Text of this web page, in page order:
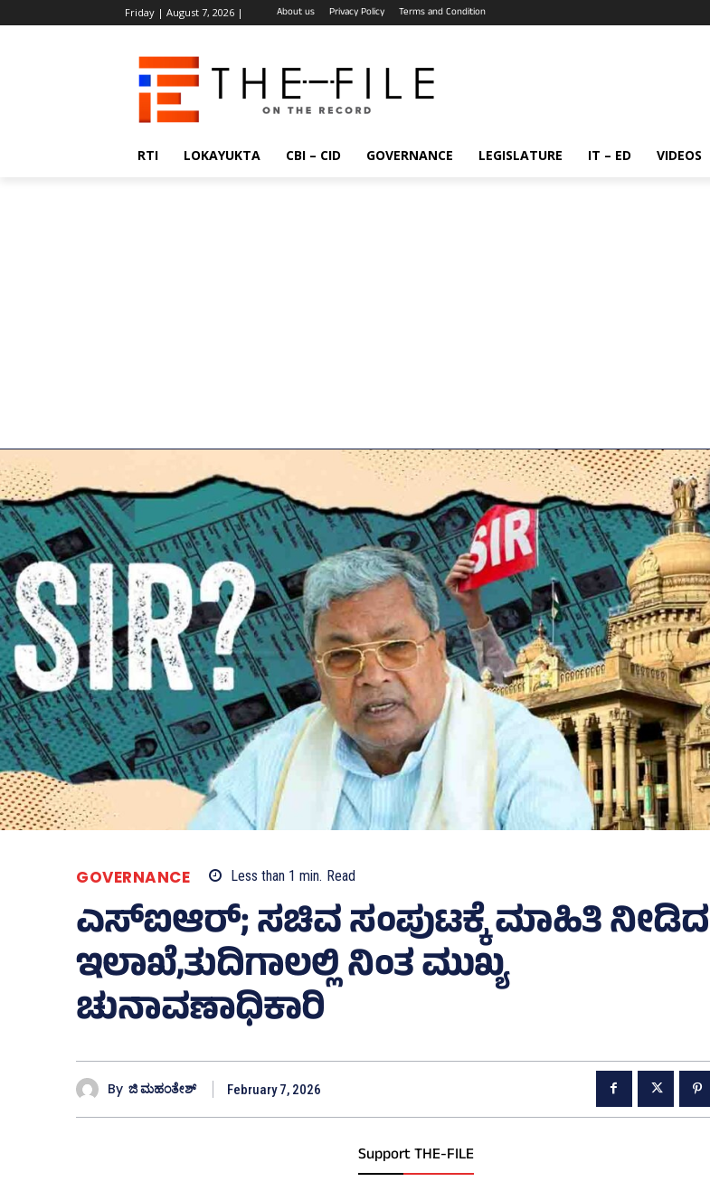
Friday | August 7, 2026 | About us Privacy Policy Terms and Condition
RTI LOKAYUKTA CBI – CID GOVERNANCE LEGISLATURE IT – ED VIDEOS
GOVERNANCE Less than 1 min. Read
ಎಸ್‌ಐಆರ್; ಸಚಿವ ಸಂಪುಟಕ್ಕೆ ಮಾಹಿತಿ ನೀಡಿದ
ಇಲಾಖೆ,ತುದಿಗಾಲಲ್ಲಿ ನಿಂತ ಮುಖ್ಯ
ಚುನಾವಣಾಧಿಕಾರಿ
By ಜಿ ಮಹಂತೇಶ್ February 7, 2026
Support THE-FILE